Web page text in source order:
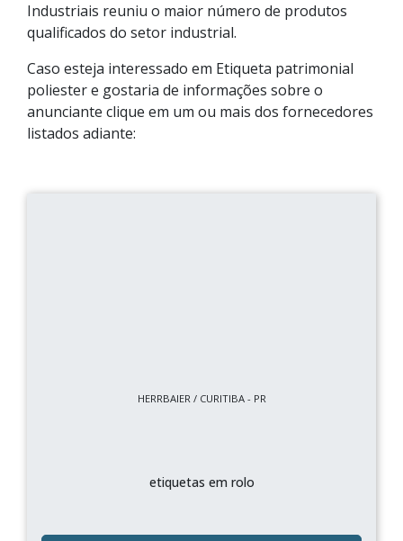
Industriais reuniu o maior número de produtos
qualificados do setor industrial.
Caso esteja interessado em Etiqueta patrimonial
poliester e gostaria de informações sobre o
anunciante clique em um ou mais dos fornecedores
listados adiante:
HERRBAIER / CURITIBA - PR
etiquetas em rolo